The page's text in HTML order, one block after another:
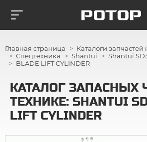
Главная страница
Каталоги запчастей
Спецтехника
Shantui
Shantui
BLADE LIFT CYLINDER
КАТАЛОГ ЗАПАСНЫХ
ТЕХНИКЕ: SHANTUI
LIFT CYLINDER
3 6